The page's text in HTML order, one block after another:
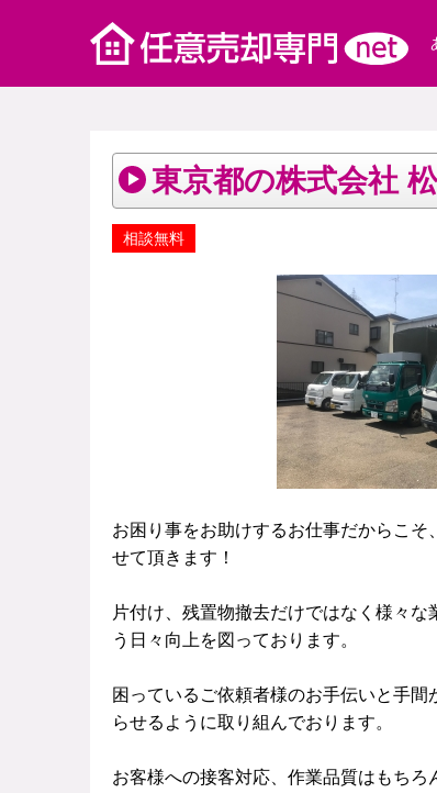
東京都の株式会社
相談無料
お困り事をお助けするお仕事だからこ
せて頂きます！
片付け、残置物撤去だけではなく様々
う日々向上を図っております。
困っているご依頼者様のお手伝いと手
らせるように取り組んでおります。
お客様への接客対応、作業品質はもち